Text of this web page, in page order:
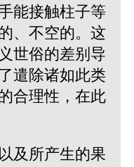
能接触柱子等
、不空的。这
世俗的差别导
遣除诸如此类
合理性，在此
及所产生的果